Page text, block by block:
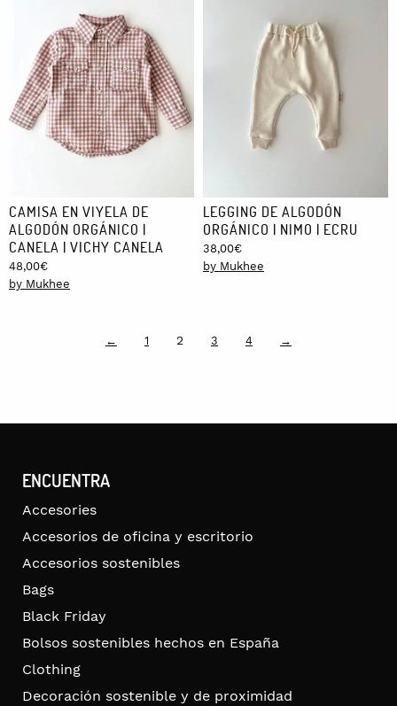
CAMISA EN VIYELA DE
ALGODÓN ORGÁNICO |
CANELA | VICHY CANELA
48,00€
by Mukhee
LEGGING DE ALGODÓN
ORGÁNICO | NIMO | ECRU
38,00€
by Mukhee
← 1 2 3 4 →
ENCUENTRA
Accesories
Accesorios de oficina y escritorio
Accesorios sostenibles
Bags
Black Friday
Bolsos sostenibles hechos en España
Clothing
Decoración sostenible y de proximidad